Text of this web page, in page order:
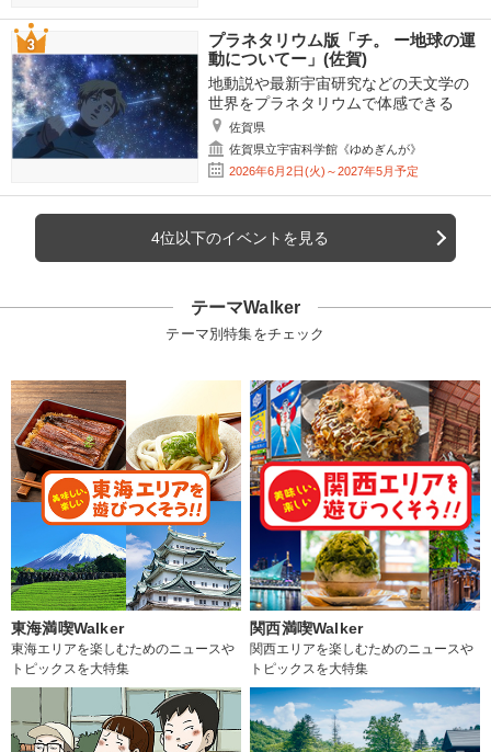
プラネタリウム版「チ。 ー地球の運
動についてー」(佐賀)
地動説や最新宇宙研究などの天文学の
世界をプラネタリウムで体感できる
佐賀県
佐賀県立宇宙科学館《ゆめぎんが》
2026年6月2日(火)～2027年5月予定
4位以下のイベントを見る
テーマWalker
テーマ別特集をチェック
東海満喫Walker
東海エリアを楽しむためのニュースや
トピックスを大特集
関西満喫Walker
関西エリアを楽しむためのニュースや
トピックスを大特集